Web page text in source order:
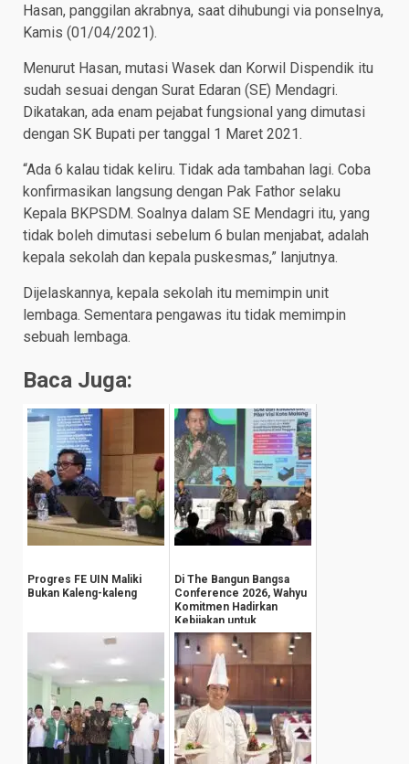
Hasan, panggilan akrabnya, saat dihubungi via ponselnya,
Kamis (01/04/2021).
Menurut Hasan, mutasi Wasek dan Korwil Dispendik itu
sudah sesuai dengan Surat Edaran (SE) Mendagri.
Dikatakan, ada enam pejabat fungsional yang dimutasi
dengan SK Bupati per tanggal 1 Maret 2021.
“Ada 6 kalau tidak keliru. Tidak ada tambahan lagi. Coba
konfirmasikan langsung dengan Pak Fathor selaku
Kepala BKPSDM. Soalnya dalam SE Mendagri itu, yang
tidak boleh dimutasi sebelum 6 bulan menjabat, adalah
kepala sekolah dan kepala puskesmas,” lanjutnya.
Dijelaskannya, kepala sekolah itu memimpin unit
lembaga. Sementara pengawas itu tidak memimpin
sebuah lembaga.
Baca Juga:
Progres FE UIN Maliki
Bukan Kaleng-kaleng
Di The Bangun Bangsa
Conference 2026, Wahyu
Komitmen Hadirkan
Kebijakan untuk
Kesejahteraan
Masyarak...